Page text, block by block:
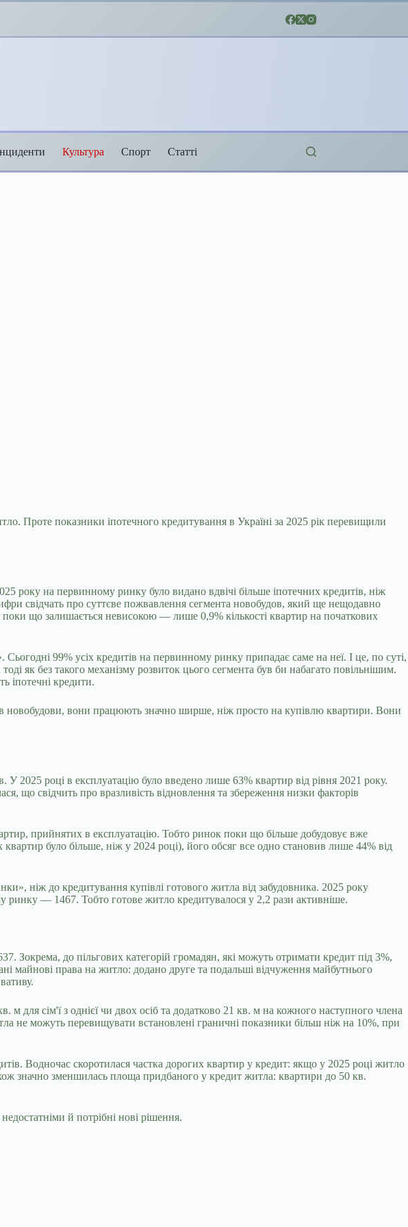
Культура Спорт Статті
Проте показники іпотечного кредитування в Україні за 2025 рік перевищили
року на первинному ринку було видано вдвічі більше іпотечних кредитів, ніж
свідчать про суттєве пожвавлення сегмента новобудов, який ще нещодавно
що залишається невисокою — лише 0,9% кількості квартир на початкових
99% усіх кредитів на первинному ринку припадає саме на неї. І це, по суті,
як без такого механізму розвиток цього сегмента був би набагато повільнішим.
іпотечні кредити.
в новобудови, вони працюють значно ширше, ніж просто на купівлю квартири. Вони
2025 році в експлуатацію було введено лише 63% квартир від рівня 2021 року.
що свідчить про вразливість відновлення та збереження низки факторів
прийнятих в експлуатацію. Тобто ринок поки що більше добудовує вже
було більше, ніж у 2024 році), його обсяг все одно становив лише 44% від
ніж до кредитування купівлі готового житла від забудовника. 2025 року
ринку — 1467. Тобто готове житло кредитувалося у 2,2 рази активніше.
Зокрема, до пільгових категорій громадян, які можуть отримати кредит під 3%,
майнові права на житло: додано друге та подальші відчуження майбутнього
для сім'ї з однієї чи двох осіб та додатково 21 кв. м на кожного наступного члена
не можуть перевищувати встановлені граничні показники більш ніж на 10%, при
Водночас скоротилася частка дорогих квартир у кредит: якщо у 2025 році житло
значно зменшилась площа придбаного у кредит житла: квартири до 50 кв.
й потрібні нові рішення.